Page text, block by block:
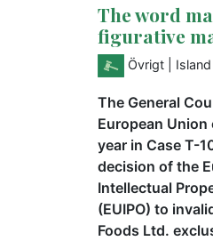
The word
figurative
Övrigt | Island
The General
European
year in Case T-
decision of the
Intellectual
(EUIPO) to
Foods Ltd.